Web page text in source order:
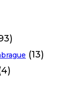
(13)